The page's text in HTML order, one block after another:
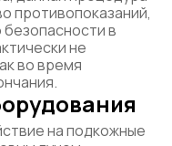
противопоказаний,
в
не
во время
на подкожные